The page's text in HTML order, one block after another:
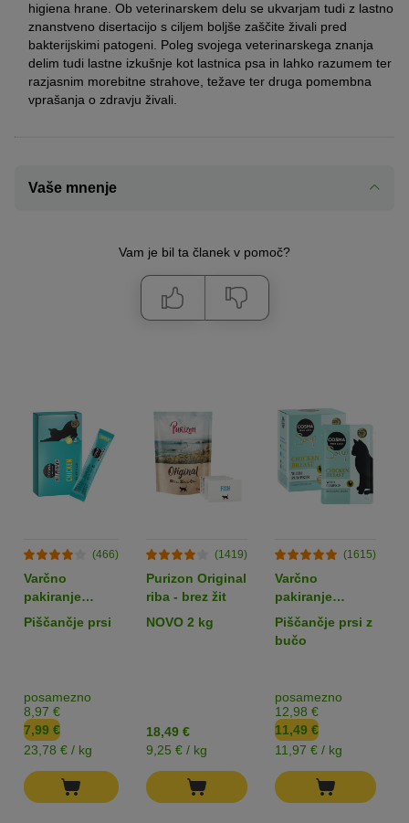
higiena hrane. Ob veterinarskem delu se ukvarjam tudi z lastno
znanstveno disertacijo s ciljem boljše zaščite živali pred
bakterijskimi patogeni. Poleg svojega veterinarskega znanja
delim tudi lastne izkušnje kot lastnica psa in lahko razumem ter
razjasnim morebitne strahove, težave ter druga pomembna
vprašanja o zdravju živali.
Vaše mnenje
Vam je bil ta članek v pomoč?
(466)
Varčno
pakiranje
Cosma Jelly
Snack 24 x 14
Piščančje prsi
posamezno
8,97 €
7,99 €
23,78 € / kg
(1419)
Purizon Original
riba - brez žit
NOVO 2 kg
18,49 €
9,25 € / kg
(1615)
Varčno
pakiranje
Cosma Soup 24
x 40 g
Piščančje prsi z
bučo
posamezno
12,98 €
11,49 €
11,97 € / kg